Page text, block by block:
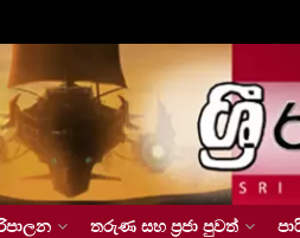
තරුණ සහ ප්‍රජා පුවත්